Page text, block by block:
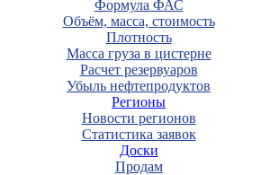
Формула ФАС
Объём, масса, стоимость
Плотность
Масса груза в цистерне
Расчет резервуаров
Убыль нефтепродуктов
Регионы
Новости регионов
Статистика заявок
Доски
Продам